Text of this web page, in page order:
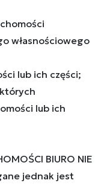
własnościowego
lub ich części;
lub ich
BIURO NIE
jednak jest